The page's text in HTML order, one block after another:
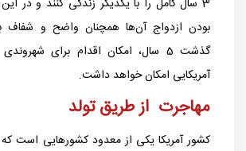
بودن ازدواج آن‌ها همچنان واضح و
گذشت 5 سال، امکان اقدام برای
آمریکایی امکان خواهد داشت.
مهاجرت از طریق تولد
کشور آمریکا یکی از معدود کشورهایی است که